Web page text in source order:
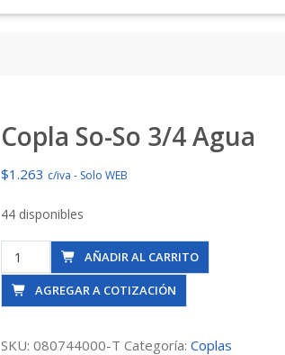
Copla So-So 3/4 Agua
$1.263 c/iva - Solo WEB
44 disponibles
Copla
So-
So
Agua
AÑADIR AL CARRITO
AGREGAR A COTIZACIÓN
SKU:080744000-T Categoría:Coplas